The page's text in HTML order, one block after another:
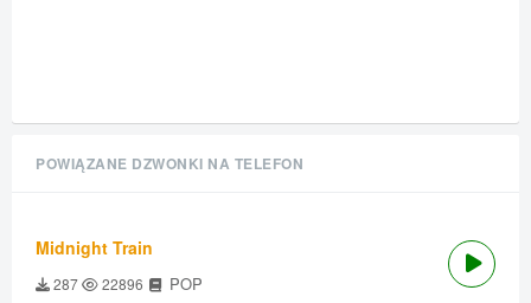
POWIĄZANE DZWONKI NA TELEFON
Midnight Train
287 22896 POP